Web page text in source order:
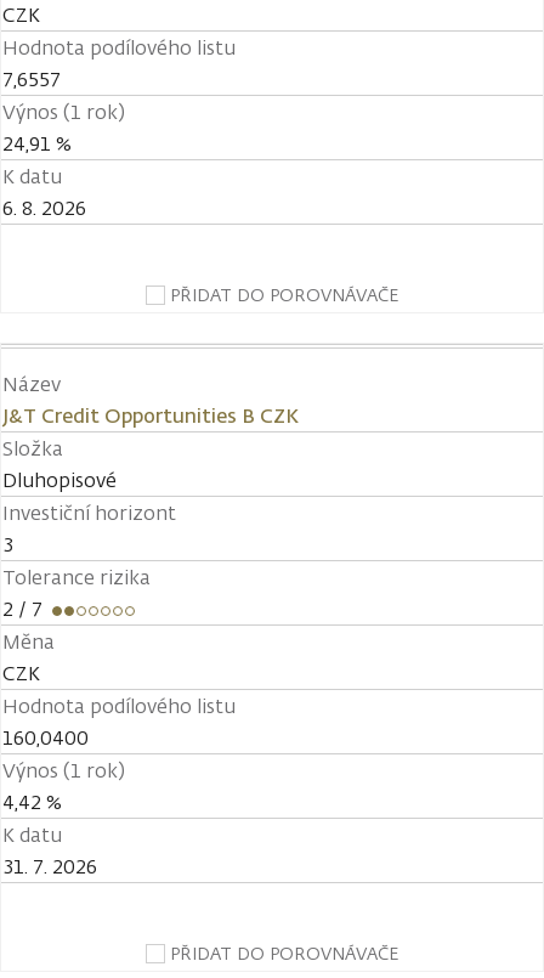
CZK
Hodnota podílového listu
7,6557
Výnos (1 rok)
24,91 %
K datu
6. 8. 2026
PŘIDAT DO POROVNÁVAČE
Název
J&T Credit Opportunities B CZK
Složka
Dluhopisové
Investiční horizont
3
Tolerance rizika
2 / 7
Měna
CZK
Hodnota podílového listu
160,0400
Výnos (1 rok)
4,42 %
K datu
31. 7. 2026
PŘIDAT DO POROVNÁVAČE